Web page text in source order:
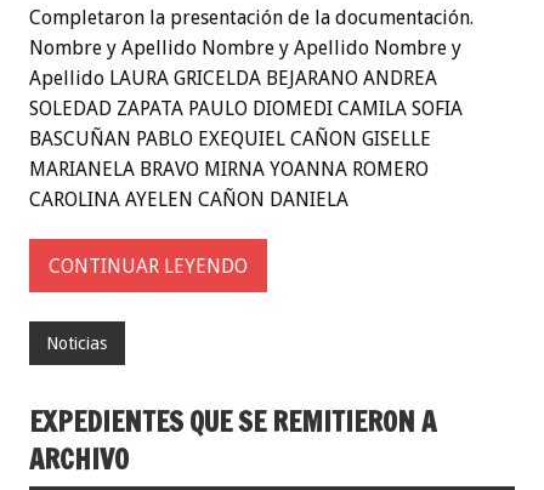
Completaron la presentación de la documentación.
Nombre y Apellido Nombre y Apellido Nombre y
Apellido LAURA GRICELDA BEJARANO ANDREA
SOLEDAD ZAPATA PAULO DIOMEDI CAMILA SOFIA
BASCUÑAN PABLO EXEQUIEL CAÑON GISELLE
MARIANELA BRAVO MIRNA YOANNA ROMERO
CAROLINA AYELEN CAÑON DANIELA
CONTINUAR LEYENDO
Noticias
EXPEDIENTES QUE SE REMITIERON A
ARCHIVO